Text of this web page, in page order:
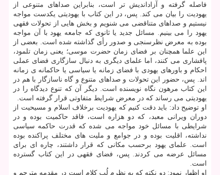
فاصله گرفته و آزاداندیش تر است، بنابراین صداهای متنوعی از
یهودیت را بیان می كند. پس، در این كتاب با یهودیتی یكدست مواجه
نیستیم و صداهای متناقضی می شنویم و بخش هایی از تحولات فقهی
یهود را می بینیم. مسائل جدید یا ثانوی كه جامعه یهود با آن مواجه
بوده به معرض نظرسنجی و صدور رأی گذاشته شده است. بعضی از
این علما همچنان بر فضای زمان حضرت موسی؛ یعنی زمان تلمود،
پافشاری می كنند، اما علمای دیگری به دنبال سازگاری فضای عملی
احكام و باورهای یهودی با فضای زمانه یا سیاسی یا حاكمانه ی زمانه
اند. پس، حضور این تحولات و صداهای متنوع و گاه ناسازگار با هم در
این كتاب مرهون نگاه نویسنده است. دیگر آن كه تنوع دیدگاه را در
یهودیتی می رساند كه در معرض شرایط متفاوتی قرار گرفته است.
او توضیح داد: باید دقت كنیم كه یهودیت برخلاف اسلام و مسیحیت از
دوران ویرانی معبد، كه دو هزاره است، فاقد حاكمیت بوده و در
شرایطی با مسائل خود مواجه می شده كه قدرت حاكمه سیاسی
نداشته، اقلیت بوده و در جوامع و ملیت های مختلف پراكنده بوده
است. علمای یهود برحسب مكانی كه قرار داشتند، چاره ای برای
مسائل عرضه می كردند. پس، فضای فقهی در این كتاب گسترده
است.
او اظهار نمود: دو نكته كه به نظرم لُب كلام است در مقدمه مترجم و